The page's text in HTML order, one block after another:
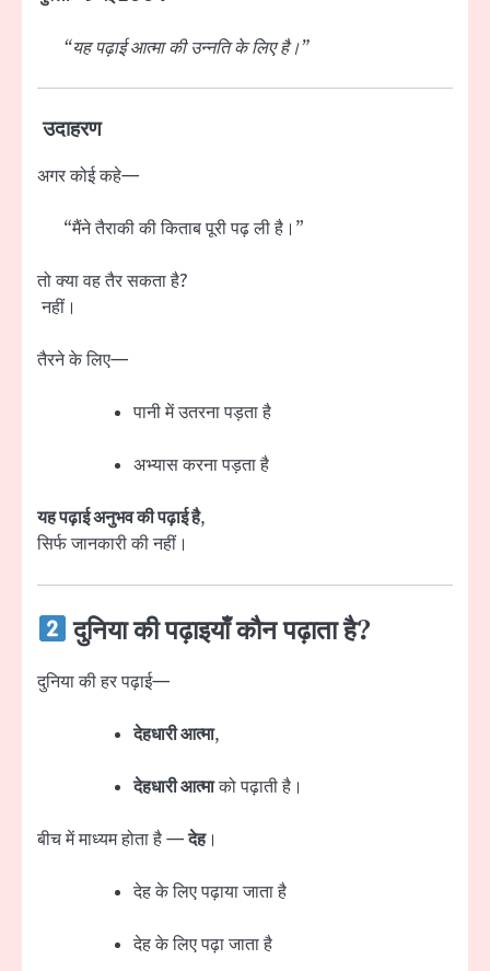
“यह पढ़ाई आत्मा की उन्नति के लिए है।”
उदाहरण
अगर कोई कहे—
“मैंने तैराकी की किताब पूरी पढ़ ली है।”
तो क्या वह तैर सकता है?
नहीं।
तैरने के लिए—
पानी में उतरना पड़ता है
अभ्यास करना पड़ता है
यह पढ़ाई अनुभव की पढ़ाई है,
सिर्फ जानकारी की नहीं।
दुनिया की पढ़ाइयाँ कौन पढ़ाता है?
दुनिया की हर पढ़ाई—
देहधारी आत्मा,
देहधारी आत्माको पढ़ाती है।
बीच में माध्यम होता है —देह।
देह के लिए पढ़ाया जाता है
देह के लिए पढ़ा जाता है